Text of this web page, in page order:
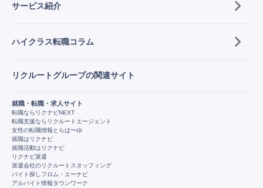
サービス紹介
ハイクラス転職コラム
リクルートグループの関連サイト
就職・転職・求人サイト
転職ならリクナビNEXT
転職支援ならリクルートエージェント
女性の転職情報とらばーゆ
就職はリクナビ
就職活動はリクナビ
リクナビ派遣
派遣会社のリクルートスタッフィング
バイト探しフロム・エーナビ
アルバイト情報タウンワーク